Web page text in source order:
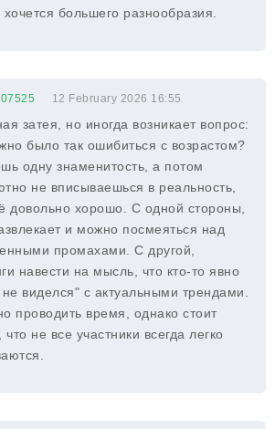
хочется большего разнообразия.
12 February 2026 16:55
затея, но иногда возникает вопрос:
было так ошибиться с возрастом?
одну знаменитость, а потом
не вписываешься в реальность,
довольно хорошо. С одной стороны,
и можно посмеяться над
промахами. С другой,
навести на мысль, что кто-то явно
виделся" с актуальными трендами.
проводить время, однако стоит
что не все участники всегда легко